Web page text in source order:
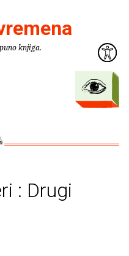
knjiga.
: Drugi